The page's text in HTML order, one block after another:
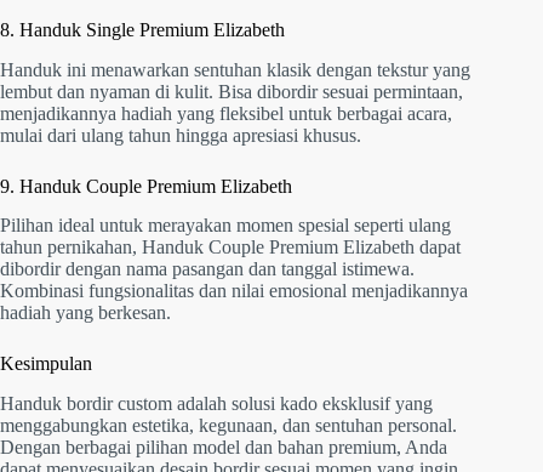
8. Handuk Single Premium Elizabeth
Handuk ini menawarkan sentuhan klasik dengan tekstur yang
lembut dan nyaman di kulit. Bisa dibordir sesuai permintaan,
menjadikannya hadiah yang fleksibel untuk berbagai acara,
mulai dari ulang tahun hingga apresiasi khusus.
9. Handuk Couple Premium Elizabeth
Pilihan ideal untuk merayakan momen spesial seperti ulang
tahun pernikahan, Handuk Couple Premium Elizabeth dapat
dibordir dengan nama pasangan dan tanggal istimewa.
Kombinasi fungsionalitas dan nilai emosional menjadikannya
hadiah yang berkesan.
Kesimpulan
Handuk bordir custom adalah solusi kado eksklusif yang
menggabungkan estetika, kegunaan, dan sentuhan personal.
Dengan berbagai pilihan model dan bahan premium, Anda